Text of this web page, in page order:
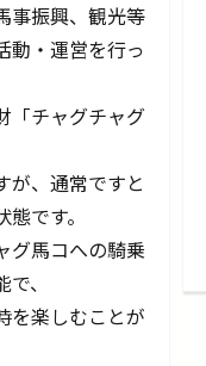
事振興、観光等
動・運営を行っ
「チャグチャグ
が、通常ですと
です。
グ馬コへの騎乗
、
を楽しむことが